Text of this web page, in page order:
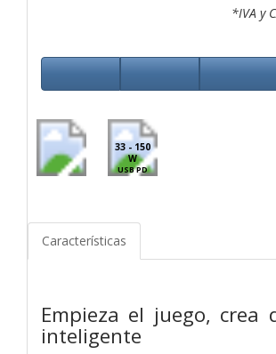
*IVA y
33 - 150
W
USB PD
Características
Empieza el juego, crea
inteligente